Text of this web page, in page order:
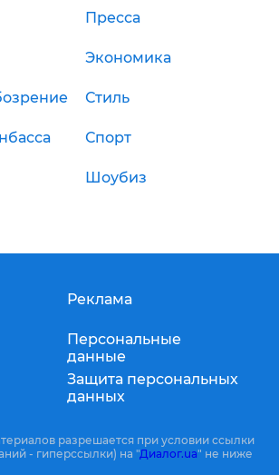
Пресса
Экономика
Стиль
Спорт
Шоубиз
Реклама
Персональные
данные
Защита персональных
данных
разрешается при условии ссылки
- гиперссылки) на "Диалог.ua" не ниже